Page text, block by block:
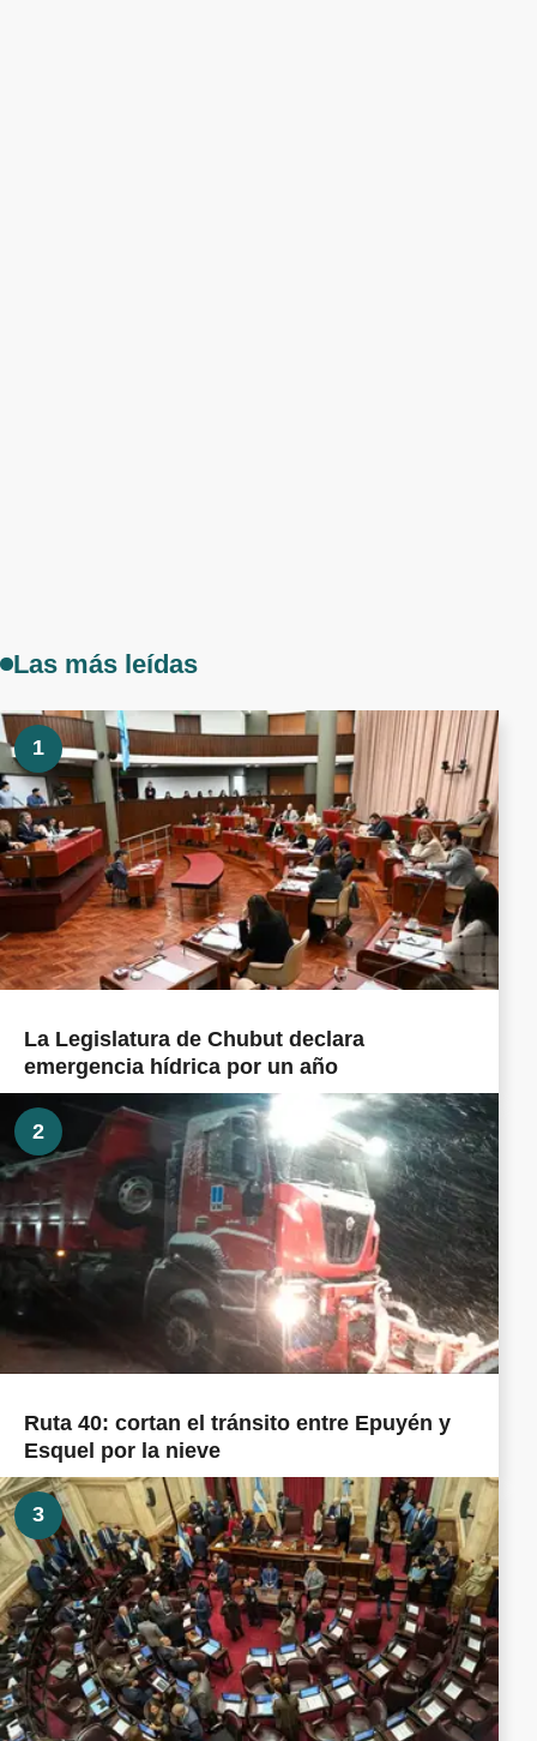
Las más leídas
1
La Legislatura de Chubut declara
emergencia hídrica por un año
2
Ruta 40: cortan el tránsito entre Epuyén y
Esquel por la nieve
3